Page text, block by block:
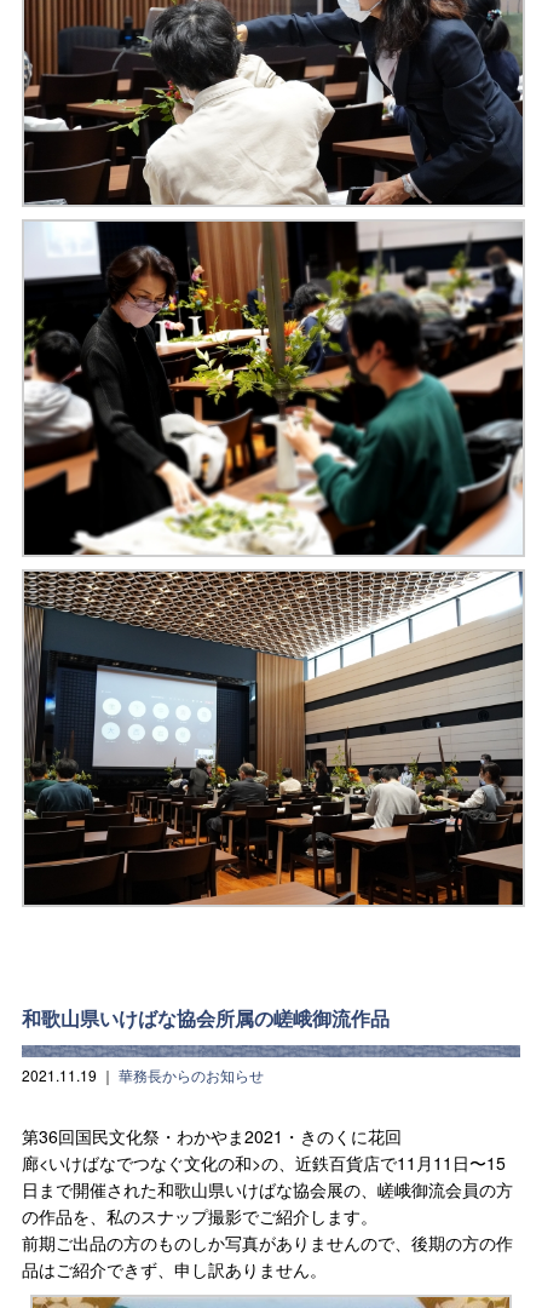
和歌山県いけばな協会所属の嵯峨御流作品
2021.11.19 ｜ 華務長からのお知らせ
第36回国民文化祭・わかやま2021・きのくに花回
廊<いけばなでつなぐ文化の和>の、近鉄百貨店で11月11日〜15
日まで開催された和歌山県いけばな協会展の、嵯峨御流会員の方
の作品を、私のスナップ撮影でご紹介します。
前期ご出品の方のものしか写真がありませんので、後期の方の作
品はご紹介できず、申し訳ありません。